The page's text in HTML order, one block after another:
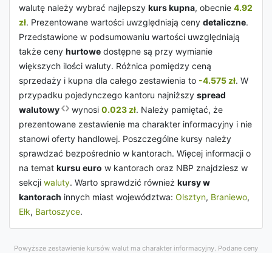
walutę należy wybrać najlepszy kurs kupna, obecnie 4.92
zł. Prezentowane wartości uwzględniają ceny detaliczne.
Przedstawione w podsumowaniu wartości uwzględniają
także ceny hurtowe dostępne są przy wymianie
większych ilości waluty. Różnica pomiędzy ceną
sprzedaży i kupna dla całego zestawienia to -4.575 zł. W
przypadku pojedynczego kantoru najniższy spread
walutowy
wynosi 0.023 zł. Należy pamiętać, że
prezentowane zestawienie ma charakter informacyjny i nie
stanowi oferty handlowej. Poszczególne kursy należy
sprawdzać bezpośrednio w kantorach. Więcej informacji o
na temat kursu euro w kantorach oraz NBP znajdziesz w
sekcji waluty. Warto sprawdzić również kursy w
kantorach innych miast województwa: Olsztyn, Braniewo,
Ełk, Bartoszyce.
Powyższe zestawienie kursów walut ma charakter informacyjny. Podane ceny